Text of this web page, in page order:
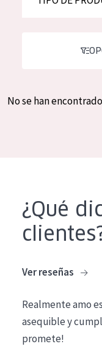
Crema de ojos
Essentials
Piel sensible
Piel normal y seca
Piel madura
Piel expuesta al
Piel menopáusica
No se han
¿Qué
Ver reseñas
Realmente amo
asequible y
promete!